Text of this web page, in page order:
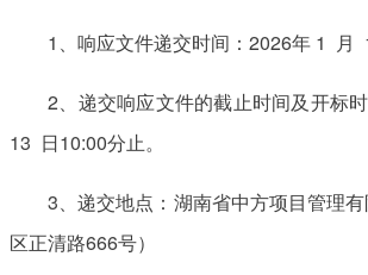
1、响应文件递交时间：2026年 1 月
2、递交响应文件的截止时间及开标
13 日10:00分止。
3、递交地点：湖南省中方项目管理
区正清路666号）